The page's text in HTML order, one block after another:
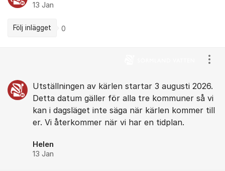
13 Jan
Följ inlägget 0
Utställningen av kärlen startar 3 augusti 2026.
Detta datum gäller för alla tre kommuner så vi
kan i dagsläget inte säga när kärlen kommer till
er. Vi återkommer när vi har en tidplan.
Helen
13 Jan